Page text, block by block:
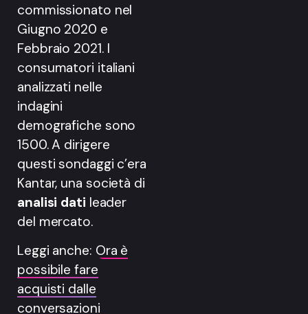
commissionato nel
Giugno 2020 e
Febbraio 2021. I
consumatori italiani
analizzati nelle
indagini
demografiche sono
1500. A dirigere
questi sondaggi c’era
Kantar, una società di
analisi dati leader
del mercato.
Leggi anche: Ora è
possibile fare
acquisti dalle
conversazioni